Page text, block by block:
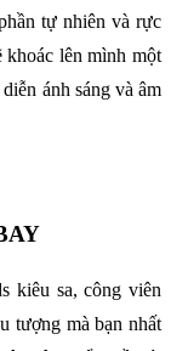
tự nhiên và rực
khoác lên mình một
ánh sáng và âm
kiêu sa, công viên
tượng mà bạn nhất